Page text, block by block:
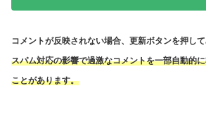
コメントが反映されない場合、更新ボタンを押して
スパム対応の影響で過激なコメントを一部自動的
ことがあります。